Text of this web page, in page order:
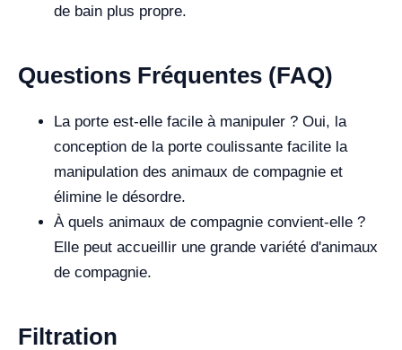
de bain plus propre.
Questions Fréquentes (FAQ)
La porte est-elle facile à manipuler ? Oui, la
conception de la porte coulissante facilite la
manipulation des animaux de compagnie et
élimine le désordre.
À quels animaux de compagnie convient-elle ?
Elle peut accueillir une grande variété d'animaux
de compagnie.
Filtration